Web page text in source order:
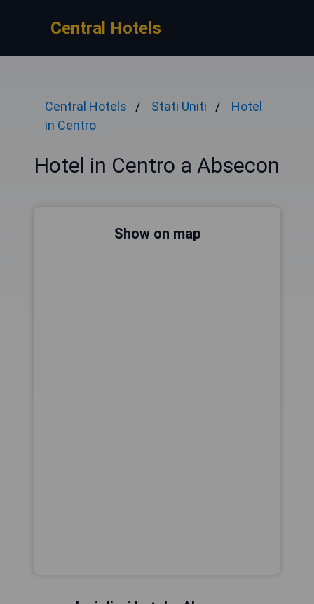
Central Hotels
Central Hotels Stati Uniti
Hotel
in Centro
Hotel in Centro a Absecon
Show on map